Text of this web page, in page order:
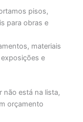
pisos,
para obras e
materiais
e
não está na lista,
orçamento